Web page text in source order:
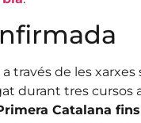
través de les xarxes
durant tres
Catalana